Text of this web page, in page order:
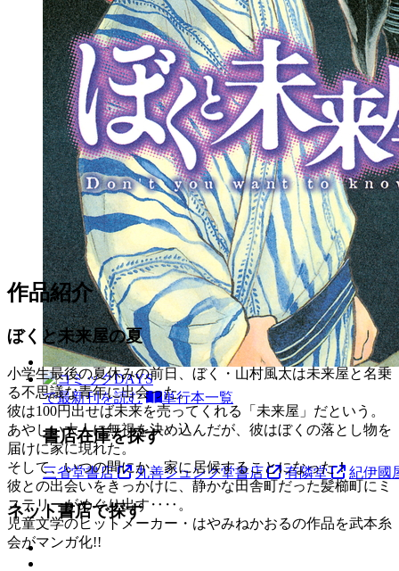
で最新刊を読む 単行本一覧
書店在庫を探す
三省堂書店 丸善ジュンク堂書店 有隣堂 紀伊國
ネット書店で探す
作品紹介
ぼくと未来屋の夏
小学生最後の夏休みの前日、ぼく・山村風太は未来屋と名乗
る不思議な青年に出会った。
彼は100円出せば未来を売ってくれる「未来屋」だという。
あやしい大人に無視を決め込んだが、彼はぼくの落とし物を
届けに家に現れた。
そして、いつの間にか、家に居候することになった！
彼との出会いをきっかけに、静かな田舎町だった髪櫛町にミ
ステリーがめぐり出す‥‥。
児童文学のヒットメーカー・はやみねかおるの作品を武本糸
会がマンガ化!!